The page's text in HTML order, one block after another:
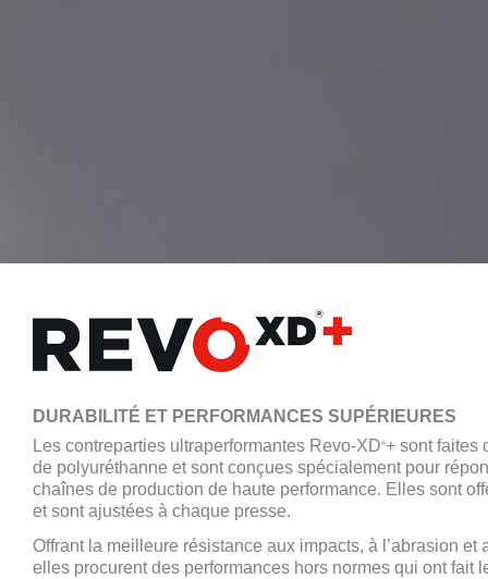
DURABILITÉ ET PERFORMANCES SUPÉRIEURES
Les contreparties ultraperformantes Revo-XD®+ sont faites
de polyuréthanne et sont conçues spécialement pour
chaînes de production de haute performance. Elles sont
et sont ajustées à chaque presse.
Offrant la meilleure résistance aux impacts, à l’abrasion et
elles procurent des performances hors normes qui ont fait